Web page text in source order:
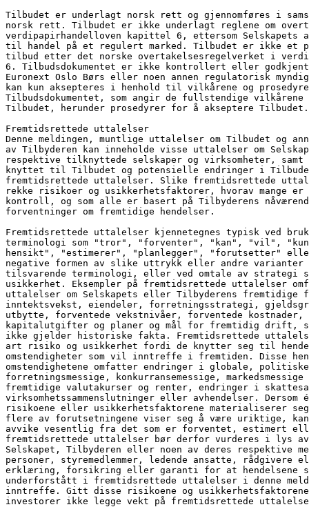
Tilbudet er underlagt norsk rett og gjennomføres i
norsk rett. Tilbudet er ikke underlagt reglene om
verdipapirhandelloven kapittel 6, ettersom
til handel på et regulert marked. Tilbudet er ikke
tilbud etter det norske overtakelsesregelverket i
6. Tilbudsdokumentet er ikke kontrollert eller
Euronext Oslo Børs eller noen annen regulatorisk
kan kun aksepteres i henhold til vilkårene og
Tilbudsdokumentet, som angir de fullstendige
Tilbudet, herunder prosedyrer for å akseptere Tilbudet.
Fremtidsrettede uttalelser
Denne meldingen, muntlige uttalelser om Tilbudet og
av Tilbyderen kan inneholde visse uttalelser om
respektive tilknyttede selskaper og virksomheter, samt
knyttet til Tilbudet og potensielle endringer i
fremtidsrettede uttalelser. Slike fremtidsrettede
rekke risikoer og usikkerhetsfaktorer, hvorav mange er
kontroll, og som alle er basert på Tilbyderens
forventninger om fremtidige hendelser.
Fremtidsrettede uttalelser kjennetegnes typisk ved
terminologi som "tror", "forventer", "kan", "vil",
hensikt", "estimerer", "planlegger", "forutsetter"
negative formen av slike uttrykk eller andre
tilsvarende terminologi, eller ved omtale av strategi
usikkerhet. Eksempler på fremtidsrettede uttalelser
uttalelser om Selskapets eller Tilbyderens
inntektsvekst, eiendeler, forretningsstrategi,
utbytte, forventede vekstnivåer, forventede
kapitalutgifter og planer og mål for fremtidig drift,
ikke gjelder historiske fakta. Fremtidsrettede
art risiko og usikkerhet fordi de knytter seg til
omstendigheter som vil inntreffe i fremtiden. Disse
omstendighetene omfatter endringer i globale,
forretningsmessige, konkurransemessige,
fremtidige valutakurser og renter, endringer i
virksomhetssammenslutninger eller avhendelser.
risikoene eller usikkerhetsfaktorene materialiserer
flere av forutsetningene viser seg å være uriktige,
avvike vesentlig fra det som er forventet, estimert
fremtidsrettede uttalelser bør derfor vurderes i lys
Selskapet, Tilbyderen eller noen av deres respektive
personer, styremedlemmer, ledende ansatte, rådgivere
erklæring, forsikring eller garanti for at hendelsene
underforstått i fremtidsrettede uttalelser i denne
inntreffe. Gitt disse risikoene og
investorer ikke legge vekt på fremtidsrettede